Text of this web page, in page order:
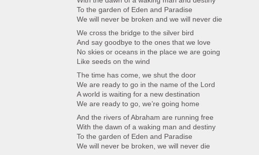
To the garden of Eden and Paradise
We will never be broken and we will never die
We cross the bridge to the silver bird
And say goodbye to the ones that we love
No skies or oceans in the place we are going
Like seeds on the wind
The time has come, we shut the door
We are ready to go in the name of the Lord
A world is waiting for a new destination
We are ready to go, we’re going home
And the rivers of Abraham are running free
With the dawn of a waking man and destiny
To the garden of Eden and Paradise
We will never be broken, we will never die